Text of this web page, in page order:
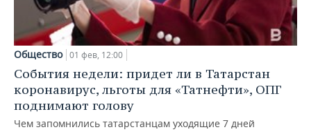
Общество 01 фев, 12:00
События недели: придет ли в Татарстан
коронавирус, льготы для «Татнефти», ОПГ
поднимают голову
Чем запомнились татарстанцам уходящие 7 дней